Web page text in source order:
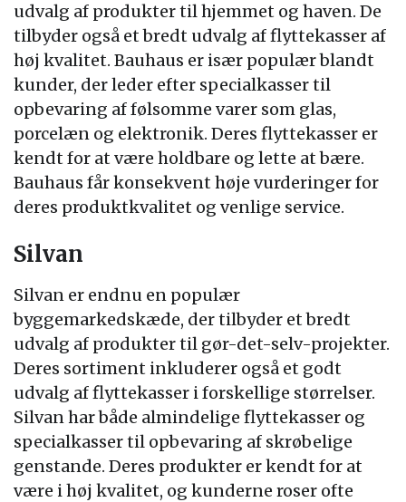
udvalg af produkter til hjemmet og haven. De
tilbyder også et bredt udvalg af flyttekasser af
høj kvalitet. Bauhaus er især populær blandt
kunder, der leder efter specialkasser til
opbevaring af følsomme varer som glas,
porcelæn og elektronik. Deres flyttekasser er
kendt for at være holdbare og lette at bære.
Bauhaus får konsekvent høje vurderinger for
deres produktkvalitet og venlige service.
Silvan
Silvan er endnu en populær
byggemarkedskæde, der tilbyder et bredt
udvalg af produkter til gør-det-selv-projekter.
Deres sortiment inkluderer også et godt
udvalg af flyttekasser i forskellige størrelser.
Silvan har både almindelige flyttekasser og
specialkasser til opbevaring af skrøbelige
genstande. Deres produkter er kendt for at
være i høj kvalitet, og kunderne roser ofte